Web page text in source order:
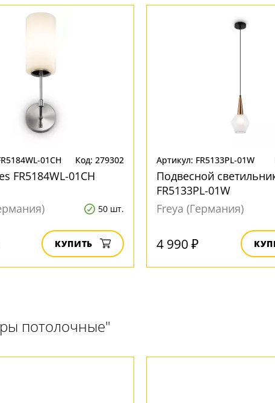
01CH Код: 279302
FR5184WL-01CH
50 шт.
КУПИТЬ
Артикул: FR5133PL-01W
Подвесной
FR5133PL-01W
Freya (Германия)
4 990 ₽
потолочные"